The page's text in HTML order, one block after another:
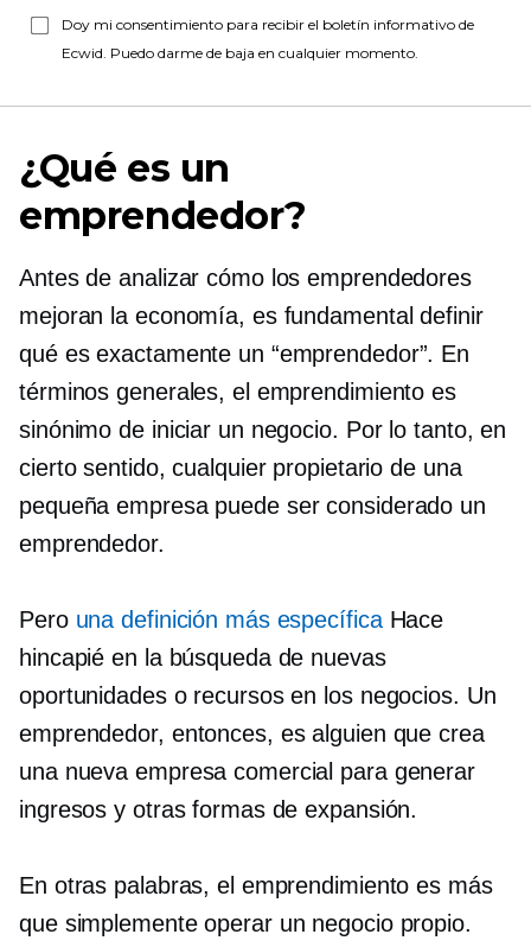
Doy mi consentimiento para recibir el boletín informativo de
Ecwid. Puedo darme de baja en cualquier momento.
¿Qué es un
emprendedor?
Antes de analizar cómo los emprendedores
mejoran la economía, es fundamental definir
qué es exactamente un “emprendedor”. En
términos generales, el emprendimiento es
sinónimo de iniciar un negocio. Por lo tanto, en
cierto sentido, cualquier propietario de una
pequeña empresa puede ser considerado un
emprendedor.
Pero una definición más específicaHace
hincapié en la búsqueda de nuevas
oportunidades o recursos en los negocios. Un
emprendedor, entonces, es alguien que crea
una nueva empresa comercial para generar
ingresos y otras formas de expansión.
En otras palabras, el emprendimiento es más
que simplemente operar un negocio propio.